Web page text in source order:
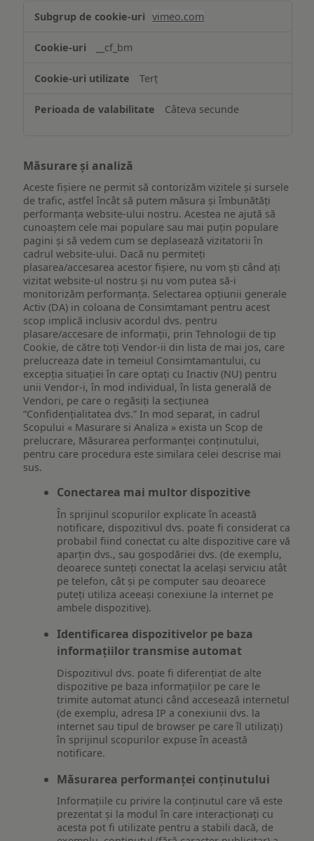
Asigurarea
funcționalităților
website-
ului
vimeo.com
__cf_bm
Terț
Câteva secunde
Măsurare și analiză
Aceste fișiere ne permit să contorizăm vizitele și sursele
de trafic, astfel încât să putem măsura și îmbunătăți
performanța website-ului nostru. Acestea ne ajută să
cunoaștem cele mai populare sau mai puțin populare
pagini și să vedem cum se deplasează vizitatorii în
cadrul website-ului. Dacă nu permiteți
plasarea/accesarea acestor fișiere, nu vom ști când ați
vizitat website-ul nostru și nu vom putea să-i
monitorizăm performanța. Selectarea opțiunii generale
Activ (DA) in coloana de Consimtamant pentru acest
scop implică inclusiv acordul dvs. pentru
plasare/accesare de informații, prin Tehnologii de tip
Cookie, de către toți Vendor-ii din lista de mai jos, care
prelucreaza date in temeiul Consimtamantului, cu
excepția situației în care optați cu Inactiv (NU) pentru
unii Vendor-i, în mod individual, în lista generală de
Vendori, pe care o regăsiți la secțiunea
“Confidențialitatea dvs.” In mod separat, in cadrul
Scopului « Masurare si Analiza » exista un Scop de
prelucrare, Măsurarea performanței conținutului,
pentru care procedura este similara celei descrise mai
sus.
Conectarea mai multor dispozitive
În sprijinul scopurilor explicate în această
notificare, dispozitivul dvs. poate fi considerat ca
probabil fiind conectat cu alte dispozitive care vă
aparțin dvs., sau gospodăriei dvs. (de exemplu,
deoarece sunteți conectat la același serviciu atât
pe telefon, cât și pe computer sau deoarece
puteți utiliza aceeași conexiune la internet pe
ambele dispozitive).
Identificarea dispozitivelor pe baza
informațiilor transmise automat
Dispozitivul dvs. poate fi diferențiat de alte
dispozitive pe baza informațiilor pe care le
trimite automat atunci când accesează internetul
(de exemplu, adresa IP a conexiunii dvs. la
internet sau tipul de browser pe care îl utilizați)
în sprijinul scopurilor expuse în această
notificare.
Măsurarea performanței conținutului
Informațiile cu privire la conținutul care vă este
prezentat și la modul în care interacționați cu
acesta pot fi utilizate pentru a stabili dacă, de